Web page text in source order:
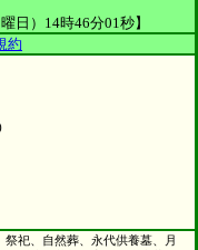
日）14時46分01秒】
約
祭祀、自然葬、永代供養墓、月